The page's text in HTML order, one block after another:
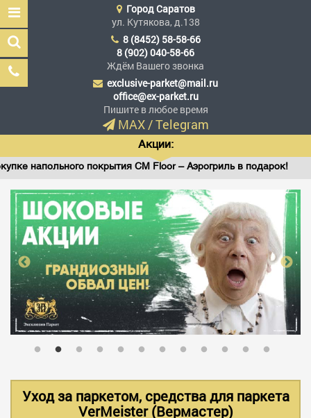
Эксклюзив Паркет
Мы сделали эксклюзив
доступным
ГЛАВНАЯ
АССОРТИМЕНТ
В НАЛИЧИИ
ГородСаратов
ул. Кутякова, д.138
8 (8452) 58-58-66
8 (902) 040-58-66
Ждём Вашего звонка
exclusive-parket@mail.ru
office@ex-parket.ru
Пишите в любое время
MAX/Telegram
Акции:
покрытия CM Floor – Аэрогриль в подарок!
Уход за паркетом, средства для паркета
VerMeister (Вермастер)